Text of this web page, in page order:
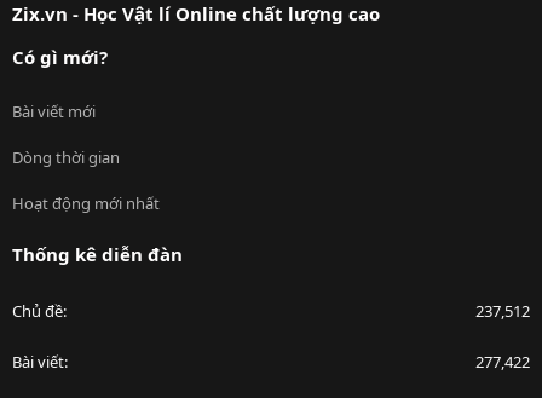
Zix.vn - Học Vật lí Online chất lượng cao
Có gì mới?
Bài viết mới
Dòng thời gian
Hoạt động mới nhất
Thống kê diễn đàn
Chủ đề 237,512
Bài viết 277,422